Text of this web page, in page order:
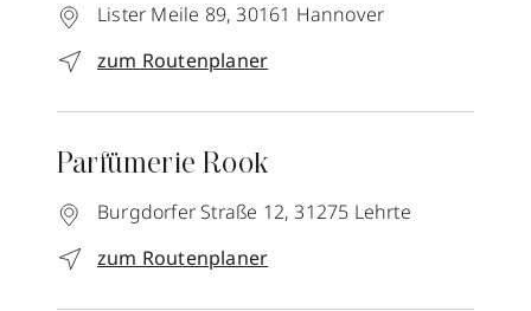
Lister Meile 89, 30161 Hannover
zum Routenplaner
Parfümerie Rook
Burgdorfer Straße 12, 31275 Lehrte
zum Routenplaner